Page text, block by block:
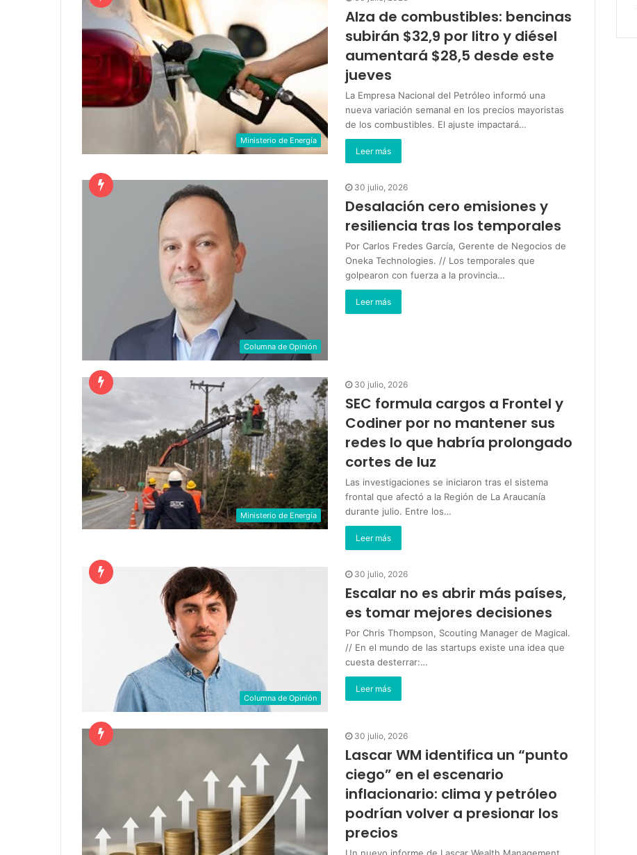
Ministerio de Energía
Alza de combustibles: bencinas
subirán $32,9 por litro y diésel
aumentará $28,5 desde este
jueves
La Empresa Nacional del Petróleo informó una
nueva variación semanal en los precios mayoristas
de los combustibles. El ajuste impactará…
Leer más
Columna de Opinión
30 julio, 2026
Desalación cero emisiones y
resiliencia tras los temporales
Por Carlos Fredes García, Gerente de Negocios de
Oneka Technologies. // Los temporales que
golpearon con fuerza a la provincia…
Leer más
Ministerio de Energía
30 julio, 2026
SEC formula cargos a Frontel y
Codiner por no mantener sus
redes lo que habría prolongado
cortes de luz
Las investigaciones se iniciaron tras el sistema
frontal que afectó a la Región de La Araucanía
durante julio. Entre los…
Leer más
Columna de Opinión
30 julio, 2026
Escalar no es abrir más países,
es tomar mejores decisiones
Por Chris Thompson, Scouting Manager de Magical.
// En el mundo de las startups existe una idea que
cuesta desterrar:…
Leer más
30 julio, 2026
Lascar WM identifica un “punto
ciego” en el escenario
inflacionario: clima y petróleo
podrían volver a presionar los
precios